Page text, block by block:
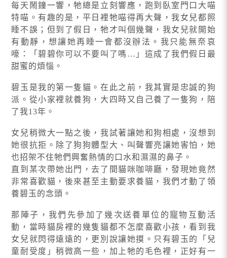
每天鬧鐘一響，牠總是立刻響應，跑到臥室門口大喵
特喵。有趣的是，平日裡牠喵得再大聲，我女兒都照
睡不誤；但到了假日，牠才叫個幾聲，我女兒就開始
有動靜，想讓她再睡一會都沒辦法。我只能無奈哀
嚎：「碧碧你可以不要叫了嗎…」這成了我們假日最
甜蜜的煩惱。
碧玉是我的第一隻貓。在此之前，我其實是忠誠的狗
派。從小家裡就養狗，大四時又自己養了一隻狗，陪
了我13年。
女兒稍微大一點之後，我試著讓她和狗相處，沒想到
她很抗拒。除了狗狗體型大、叫聲響亮讓她害怕，她
也招架不住牠們興奮熱情的口水和濕濕的鼻子。
直到某次帶她出門，去了間貓咪咖啡廳，發現她竟然
非常喜歡貓，後來甚至主動要求養貓，我們才動了領
養碧玉的念頭。
那陣子，我們先參加了幾次送養單位的寵物互動活
動，當時貓房裡的幾隻貓都不怎麼喜歡小孩，看到我
女兒就閃得遠遠的，更別說讓她摸。只有碧玉的「兒
童耐受度」稍微高一些，加上牠的毛色裡，正好有一